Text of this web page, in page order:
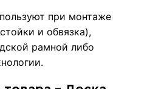
при монтаже
и обвязка),
рамной либо